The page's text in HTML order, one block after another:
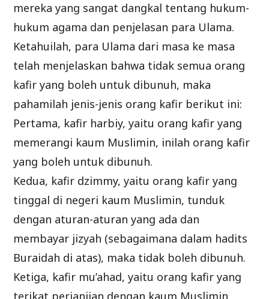
mereka yang sangat dangkal tentang hukum-
hukum agama dan penjelasan para Ulama.
Ketahuilah, para Ulama dari masa ke masa
telah menjelaskan bahwa tidak semua orang
kafir yang boleh untuk dibunuh, maka
pahamilah jenis-jenis orang kafir berikut ini:
Pertama, kafir harbiy, yaitu orang kafir yang
memerangi kaum Muslimin, inilah orang kafir
yang boleh untuk dibunuh.
Kedua, kafir dzimmy, yaitu orang kafir yang
tinggal di negeri kaum Muslimin, tunduk
dengan aturan-aturan yang ada dan
membayar jizyah (sebagaimana dalam hadits
Buraidah di atas), maka tidak boleh dibunuh.
Ketiga, kafir mu’ahad, yaitu orang kafir yang
terikat perjanjian dengan kaum Muslimin